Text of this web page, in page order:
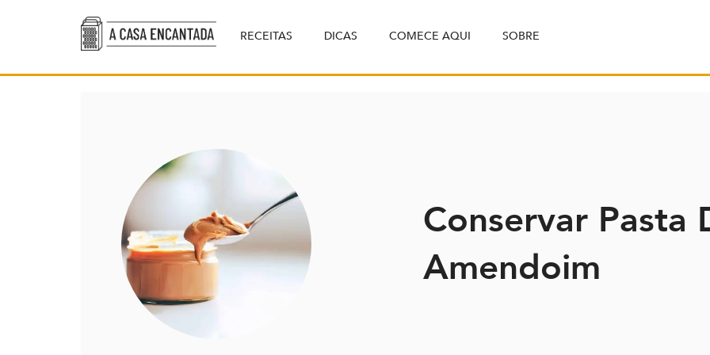
RECEITAS DICAS COMECE AQUI SOBRE
Conservar Pasta
Amendoim